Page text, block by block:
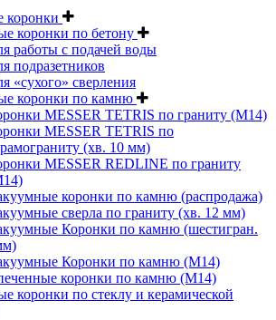
коронки
коронки по бетону
работы с подачей воды
подразетников
«сухого» сверления
коронки по камню
MESSER TETRIS по граниту (М14)
MESSER TETRIS по
(хв. 10 мм)
MESSER REDLINE по граниту
коронки по камню (распродажа)
сверла по граниту (хв. 12 мм)
Коронки по камню (шестигран.
Коронки по камню (M14)
коронки по камню (M14)
коронки по стеклу и керамической